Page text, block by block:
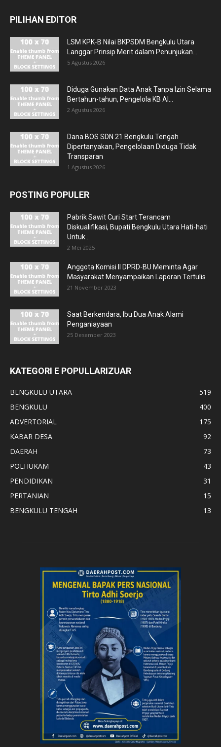
PILIHAN EDITOR
LSM KPK-B Nilai BKPSDM Bengkulu Utara
Langgar Prinsip Merit dalam Penunjukan...
5 Agustus 2026
Diduga Gunakan Data Anak Tanpa Izin Selama
Bertahun-tahun, Pengelola KB Al...
2 Agustus 2026
Dana BOS SDN 21 Bengkulu Tengah
Dipertanyakan, Pengelolaan Diduga Tidak
Transparan
1 Agustus 2026
POSTING POPULER
Pabrik Sawit Curi Start Terancam
Diskualifikasi, Bupati Bengkulu Utara Hati-hati
Untuk...
2 Mei 2025
Anggota Komisi II DPRD-BU Meminta Agar
Masyarakat Menyampaikan Laporan Tertulis
21 November 2023
Saat Berkendara, Ibu Dua Anak Alami
Penganiayaan
25 Desember 2023
KATEGORI E POPULLARIZUAR
BENGKULU UTARA
519
BENGKULU
400
ADVERTORIAL
175
KABAR DESA
92
DAERAH
73
POLHUKAM
43
PENDIDIKAN
31
PERTANIAN
15
BENGKULU TENGAH
13